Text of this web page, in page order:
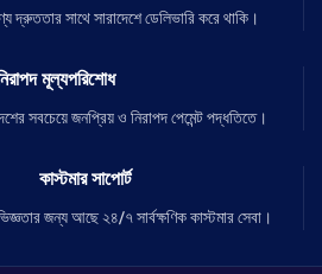
সাথে সারাদেশে ডেলিভারি করে থাকি।
মূল্যপরিশোধ
সবচেয়ে জনপ্রিয় ও নিরাপদ পেমেন্ট পদ্ধতিতে।
কাস্টমার সাপোর্ট
জন্য আছে ২৪/৭ সার্বক্ষণিক কাস্টমার সেবা।